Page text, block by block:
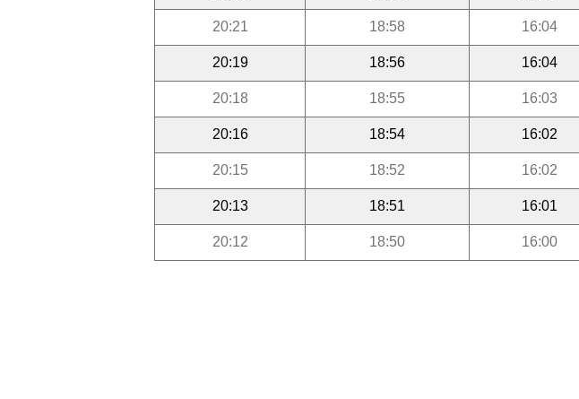
16:04
18:58
20:21
16:04
18:56
20:19
16:03
18:55
20:18
16:02
18:54
20:16
16:02
18:52
20:15
16:01
18:51
20:13
16:00
18:50
20:12